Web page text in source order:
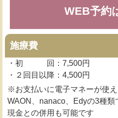
WEB予約
施療費
・初 回：7,500円
・２回目以降：4,500円
※お支払いに電子マネーが使
WAON、nanaco、Edyの3種類
現金との併用も可能です